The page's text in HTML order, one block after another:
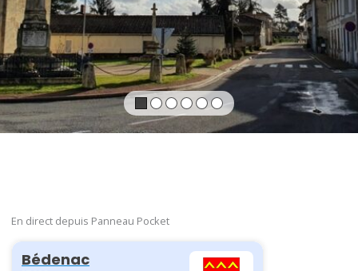
En direct depuis Panneau Pocket